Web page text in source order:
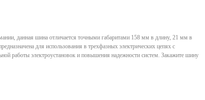
данная шина отличается точными габаритами 158 мм в длину, 21 мм в
для использования в трехфазных электрических цепях с
работы электроустановок и повышения надежности систем. Закажите шину